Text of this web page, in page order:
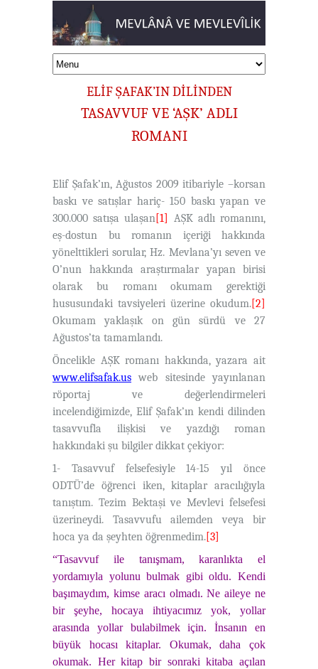
ELİF ŞAFAK’IN DİLİNDEN
TASAVVUF VE ‘AŞK’ ADLI
ROMANI
Elif Şafak’ın, Ağustos 2009 itibariyle –korsan
baskı ve satışlar hariç- 150 baskı yapan ve
300.000 satışa ulaşan [1]
AŞK adlı romanını,
eş-dostun bu romanın içeriği hakkında
yönelttikleri sorular, Hz. Mevlana’yı seven ve
O’nun hakkında araştırmalar yapan birisi
olarak bu romanı okumam gerektiği
hususundaki tavsiyeleri üzerine okudum. [2]
Okumam yaklaşık on gün sürdü ve 27
Ağustos’ta tamamlandı.
Öncelikle AŞK romanı hakkında, yazara ait
www.elifsafak.us web sitesinde yayınlanan
röportaj ve değerlendirmeleri
incelendiğimizde, Elif Şafak’ın kendi dilinden
tasavvufla ilişkisi ve yazdığı roman
hakkındaki şu bilgiler dikkat çekiyor:
1- Tasavvuf felsefesiyle 14-15 yıl önce
ODTÜ’de öğrenci iken, kitaplar aracılığıyla
tanıştım. Tezim Bektaşi ve Mevlevi felsefesi
üzerineydi. Tasavvufu ailemden veya bir
hoca ya da şeyhten öğrenmedim. [3]
“Tasavvuf ile tanışmam, karanlıkta el
yordamıyla yolunu bulmak gibi oldu. Kendi
başımaydım, kimse aracı olmadı. Ne aileye ne
bir şeyhe, hocaya ihtiyacımız yok, yollar
arasında yollar bulabilmek için. İnsanın en
büyük hocası kitaplar. Okumak, daha çok
okumak. Her kitap bir sonraki kitaba açılan